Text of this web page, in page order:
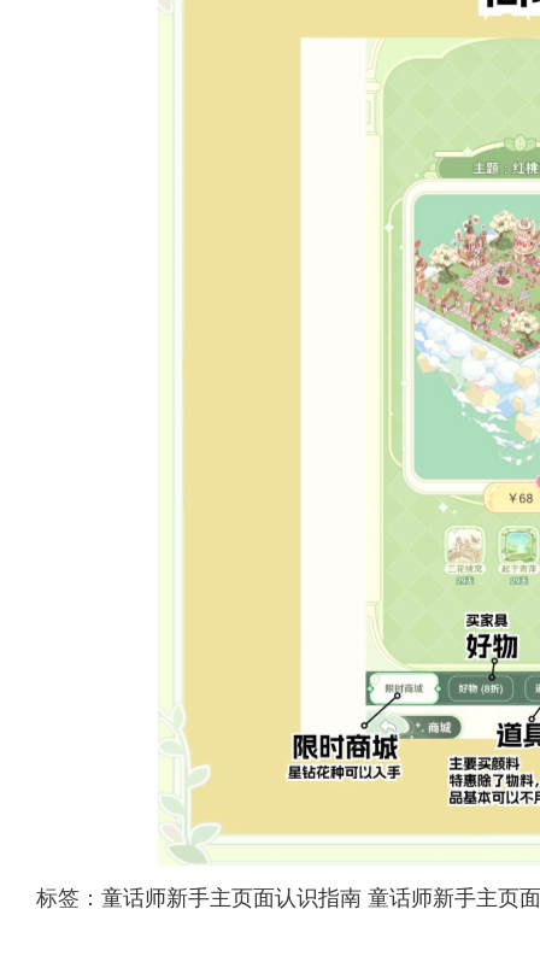
标签： 童话师新手主页面认识指南童话师新手主页